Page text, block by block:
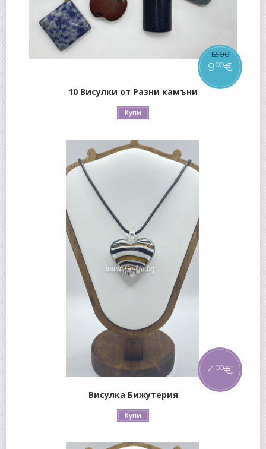
10 Висулки от Разни камъни
12,00
900€
Купи
Висулка Бижутерия
400€
Купи